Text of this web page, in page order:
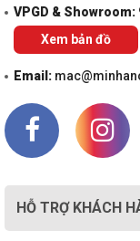
VPGD & Showroom:
Xem bản đồ
Email:
HỖ TRỢ KHÁCH